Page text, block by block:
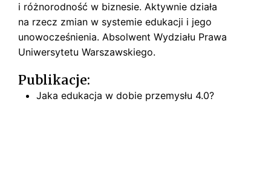
i różnorodność w biznesie. Aktywnie działa
na rzecz zmian w systemie edukacji i jego
unowocześnienia. Absolwent Wydziału Prawa
Uniwersytetu Warszawskiego.
Publikacje:
Jaka edukacja w dobie przemysłu 4.0?